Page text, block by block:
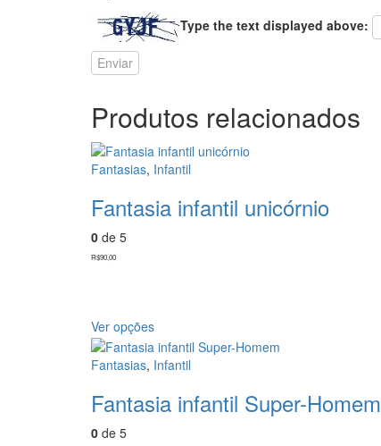
Type the text displayed above:
Produtos relacionados
Fantasias, Infantil
Fantasia infantil unicórnio
0 de 5
R$90,00
Ver opções
Fantasias, Infantil
Fantasia infantil Super-Homem
0 de 5